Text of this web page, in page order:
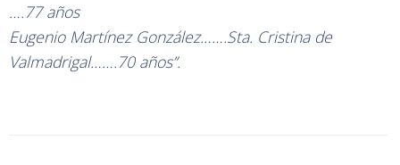
….77 años
Eugenio Martínez González…….Sta. Cristina de
Valmadrigal…….70 años”.